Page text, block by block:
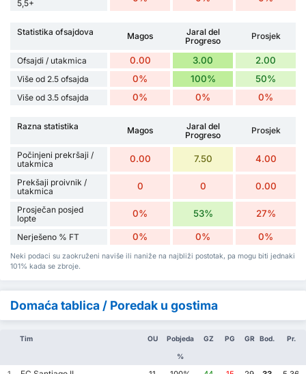
5,5+
Statistika ofsajdova Magos
Jaral del
Progreso
Prosjek
Ofsajdi / utakmica 0.00 3.00 2.00
Više od 2.5 ofsajda 0% 100% 50%
Više od 3.5 ofsajda 0% 0% 0%
Razna statistika Magos
Jaral del
Progreso
Prosjek
Počinjeni prekršaji /
utakmica
0.00 7.50 4.00
Prekšaji proivnik /
utakmica
0 0 0.00
Prosječan posjed
lopte
0% 53% 27%
Nerješeno % FT 0% 0% 0%
Neki podaci su zaokruženi naviše ili naniže na najbliži postotak, pa mogu biti jednaki
101% kada se zbroje.
Domaća tablica / Poredak u gostima
Tim OU Pobjeda
%
GZ PG GR Bod. Pr.